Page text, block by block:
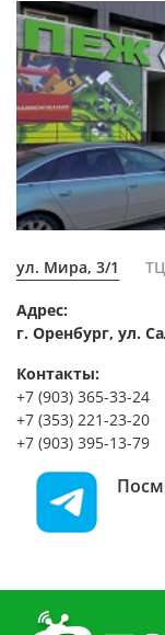
ул. Мира, 3/1
Адрес:
г. Оренбург, ул.
Контакты:
+7 (903) 365-33-24
+7 (353) 221-23-20
+7 (903) 395-13-79